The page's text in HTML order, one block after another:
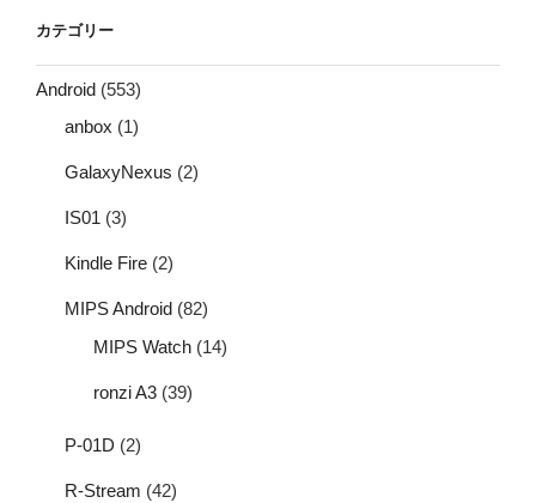
カテゴリー
Android (553)
anbox (1)
GalaxyNexus (2)
IS01 (3)
Kindle Fire (2)
MIPS Android (82)
MIPS Watch (14)
ronzi A3 (39)
P-01D (2)
R-Stream (42)